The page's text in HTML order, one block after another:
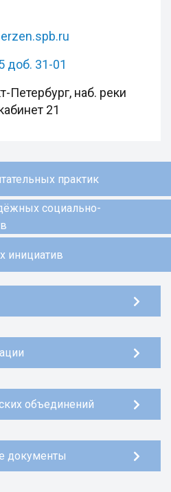
доб. 31-01
Петербург, наб. реки
21
практик
социально-
инициатив
объединений
документы